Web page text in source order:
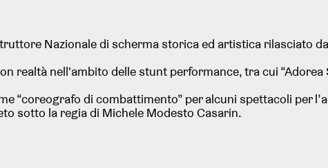
Nazionale di scherma storica ed artistica rilasciato
realtà nell'ambito delle stunt performance, tra cui
“coreografo di combattimento” per alcuni spettacoli per
sotto la regia di Michele Modesto Casarin.